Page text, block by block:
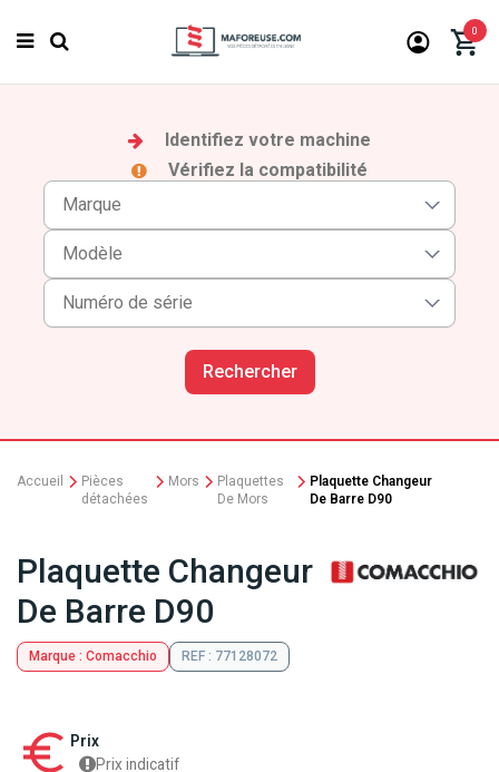
0
Identifiez votre machine
Vérifiez la compatibilité
Rechercher
Accueil
Pièces
détachées
Mors
Plaquettes
De Mors
Plaquette Changeur
De Barre D90
Plaquette Changeur
De Barre D90
Marque : Comacchio REF : 77128072
Prix
Prix indicatif